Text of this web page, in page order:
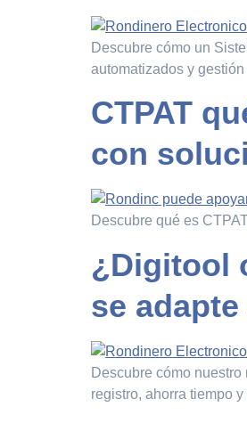
Descubre cómo un
automatizados y
CTPAT
con
Descubre qué es
¿Digitool
se
Descubre cómo
registro, ahorra tiempo